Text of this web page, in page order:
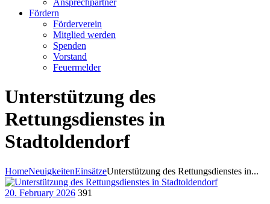
Ansprechpartner
Fördern
Förderverein
Mitglied werden
Spenden
Vorstand
Feuermelder
Unterstützung des
Rettungsdienstes in
Stadtoldendorf
HomeNeuigkeitenEinsätzeUnterstützung des Rettungsdienstes in...
20. February 2026 391